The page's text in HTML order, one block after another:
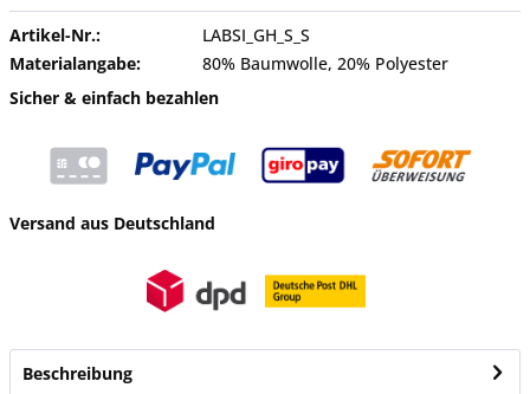
Artikel-Nr.:
LABSI_GH_S_S
Materialangabe:
80% Baumwolle, 20% Polyester
Sicher & einfach bezahlen
Versand aus Deutschland
Beschreibung